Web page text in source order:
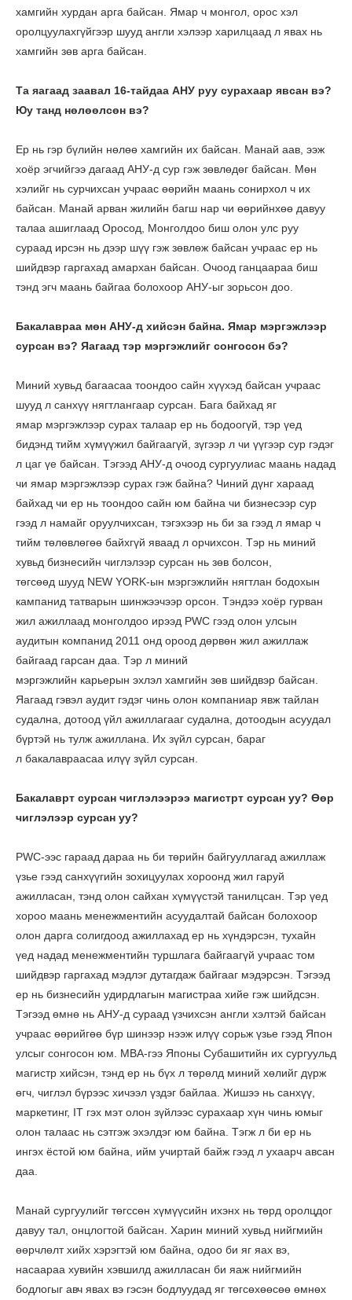
хамгийн хурдан арга байсан. Ямар ч монгол, орос хэл
оролцуулахгүйгээр шууд англи хэлээр харилцаад л явах нь
хамгийн зөв арга байсан.
Та яагаад заавал 16-тайдаа АНУ руу сурахаар явсан вэ?
Юу танд нөлөөлсөн вэ?
Ер нь гэр бүлийн нөлөө хамгийн их байсан. Манай аав, ээж
хоёр эгчийгээ дагаад АНУ-д сур гэж зөвлөдөг байсан. Мөн
хэлийг нь сурчихсан учраас өөрийн маань сонирхол ч их
байсан. Манай арван жилийн багш нар чи өөрийнхөө давуу
талаа ашиглаад Оросод, Монголдоо биш олон улс руу
сураад ирсэн нь дээр шүү гэж зөвлөж байсан учраас ер нь
шийдвэр гаргахад амархан байсан. Очоод ганцаараа биш
тэнд эгч маань байгаа болохоор АНУ-ыг зорьсон доо.
Бакалавраа мөн АНУ-д хийсэн байна. Ямар мэргэжлээр
сурсан вэ? Яагаад тэр мэргэжлийг сонгосон бэ?
Миний хувьд багаасаа тоондоо сайн хүүхэд байсан учраас
шууд л санхүү нягтлангаар сурсан. Бага байхад яг
ямар мэргэжлээр сурах талаар ер нь бодоогүй, тэр үед
бидэнд тийм хүмүүжил байгаагүй, зүгээр л чи үүгээр сур гэдэг
л цаг үе байсан. Тэгээд АНУ-д очоод сургуулиас маань надад
чи ямар мэргэжлээр сурах гэж байна? Чиний дүнг хараад
байхад чи ер нь тоондоо сайн юм байна чи бизнесээр сур
гээд л намайг оруулчихсан, тэгэхээр нь би за гээд л ямар ч
тийм төлөвлөгөө байхгүй яваад л орчихсон. Тэр нь миний
хувьд бизнесийн чиглэлээр сурсан нь зөв болсон,
төгсөөд шууд NEW YORK-ын мэргэжлийн нягтлан бодохын
кампанид татварын шинжээчээр орсон. Тэндээ хоёр гурван
жил ажиллаад монголдоо ирээд PWC гээд олон улсын
аудитын компанид 2011 онд ороод дөрвөн жил ажиллаж
байгаад гарсан даа. Тэр л миний
мэргэжлийн карьерын эхлэл хамгийн зөв шийдвэр байсан.
Яагаад гэвэл аудит гэдэг чинь олон компаниар явж тайлан
судална, дотоод үйл ажиллагааг судална, дотоодын асуудал
бүртэй нь тулж ажиллана. Их зүйл сурсан, бараг
л бакалавраасаа илүү зүйл сурсан.
Бакалаврт сурсан чиглэлээрээ магистрт сурсан уу? Өөр
чиглэлээр сурсан уу?
PWC-ээс гараад дараа нь би төрийн байгууллагад ажиллаж
үзье гээд санхүүгийн зохицуулах хороонд жил гаруй
ажилласан, тэнд олон сайхан хүмүүстэй танилцсан. Тэр үед
хороо маань менежментийн асуудалтай байсан болохоор
олон дарга солигдоод ажиллахад ер нь хүндэрсэн, тухайн
үед надад менежментийн туршлага байгаагүй учраас том
шийдвэр гаргахад мэдлэг дутагдаж байгааг мэдэрсэн. Тэгээд
ер нь бизнесийн удирдлагын магистраа хийе гэж шийдсэн.
Тэгээд өмнө нь АНУ-д сураад үзчихсэн англи хэлтэй байсан
учраас өөрийгөө бүр шинээр нээж илүү сорьж үзье гээд Япон
улсыг сонгосон юм. MBA-гээ Японы Субашитийн их сургуульд
магистр хийсэн, тэнд ер нь бүх л төрөлд миний хөлийг дүрж
өгч, чиглэл бүрээс хичээл үздэг байлаа. Жишээ нь санхүү,
маркетинг, IT гэх мэт олон зүйлээс сурахаар хүн чинь юмыг
олон талаас нь сэтгэж эхэлдэг юм байна. Тэгж л би ер нь
ингэх ёстой юм байна, ийм учиртай байж гээд л ухаарч авсан
даа.
Манай сургуулийг төгссөн хүмүүсийн ихэнх нь төрд оролцдог
давуу тал, онцлогтой байсан. Харин миний хувьд нийгмийн
өөрчлөлт хийх хэрэгтэй юм байна, одоо би яг яах вэ,
насаараа хувийн хэвшилд ажилласан би яаж нийгмийн
бодлогыг авч явах вэ гэсэн бодлуудад яг төгсөхөөсөө өмнөх